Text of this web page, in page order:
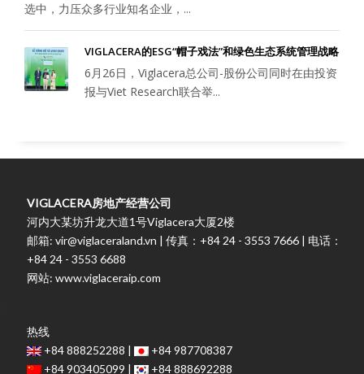
选中，力压众多行业知名企业，...
VIGLACERA的ESG“帽子戏法”和绿色生态系统管理战略
6月26日，Viglacera总公司-股份公司同时在由投资
报与Viet Research联合举...
VIGLACERA房地产经营公司
河内大某坊升龙大道1号Viglacera大厦2楼
邮箱: vir@viglaceraland.vn | 传真：+84 24 - 3553 7666 | 电话：
+84 24 - 3553 6688
网站: www.viglaceraip.com
热线
+84 888252288 |
+84 987708387
+84 903405099 |
+84 888692288